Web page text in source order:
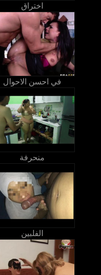
اختراق
في احسن الاحوال
منحرفة
الفلبين